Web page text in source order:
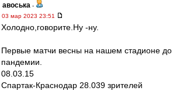
авоська -
03 мар 2023 23:51
Холодно,говорите.Ну -ну.
Первые матчи весны на нашем стадионе до
пандемии.
08.03.15
Спартак-Краснодар 28.039 зрителей